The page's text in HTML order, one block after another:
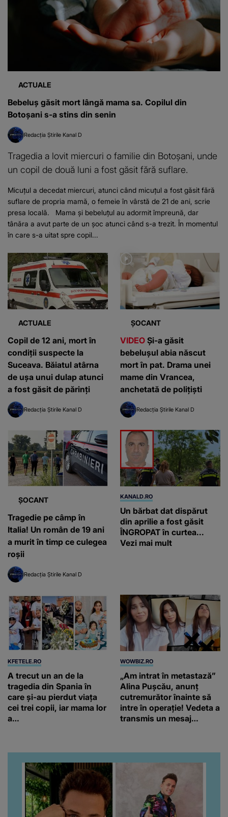
ACTUALE
Bebeluș găsit mort lângă mama sa. Copilul din
Botoșani s-a stins din senin
Redacția Știrile Kanal D
Tragedia a lovit miercuri o familie din Botoșani, unde
un copil de două luni a fost găsit fără suflare.
Micuțul a decedat miercuri, atunci când micuțul a fost găsit fără
suflare de propria mamă, o femeie în vârstă de 21 de ani, scrie
presa locală. Mama și bebeluțul au adormit împreună, dar
tânăra a avut parte de un șoc atunci când s-a trezit. În momentul
în care s-a uitat spre copil...
ACTUALE
Copil de 12 ani, mort în
condiții suspecte la
Suceava. Băiatul atârna
de ușa unui dulap atunci
a fost găsit de părinți
Redacția Știrile Kanal D
ȘOCANT
VIDEO Și-a găsit
bebelușul abia născut
mort în pat. Drama unei
mame din Vrancea,
anchetată de polițiști
Redacția Știrile Kanal D
ȘOCANT
Tragedie pe câmp în
Italia! Un român de 19 ani
a murit în timp ce culegea
roșii
Redacția Știrile Kanal D
KANALD.RO
Un bărbat dat dispărut
din aprilie a fost găsit
ÎNGROPAT în curtea...
Vezi mai mult
KFETELE.RO
A trecut un an de la
tragedia din Spania în
care și-au pierdut viața
cei trei copii, iar mama lor
a…
WOWBIZ.RO
„Am intrat în metastază”
Alina Pușcău, anunț
cutremurător înainte să
intre în operație! Vedeta a
transmis un mesaj